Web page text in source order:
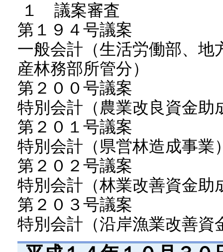
１ 議案審査
第１９４号議案
一般会計（生活労働部、地
産林務部所管分）
第２００号議案
特別会計（農業改良資金助
第２０１号議案
特別会計（県営林造成事業
第２０２号議案
特別会計（林業改善資金助
第２０３号議案
特別会計（沿岸漁業改善資